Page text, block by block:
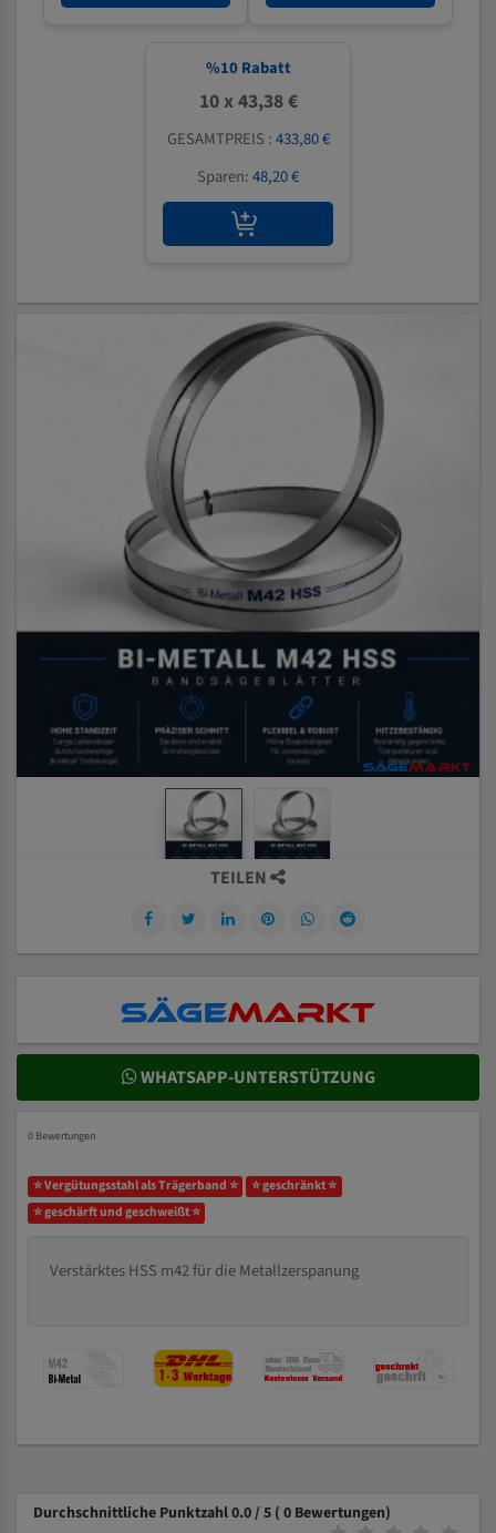
%10 Rabatt
10 x 43,38 €
GESAMTPREIS :433,80 €
Sparen:48,20 €
TEILEN
WHATSAPP-UNTERSTÜTZUNG
0 Bewertungen
⭐ Vergütungsstahl als Trägerband ⭐
⭐ geschränkt ⭐
⭐ geschärft und geschweißt ⭐
Verstärktes HSS m42 für die Metallzerspanung
Durchschnittliche Punktzahl 0.0 / 5 ( 0 Bewertungen)